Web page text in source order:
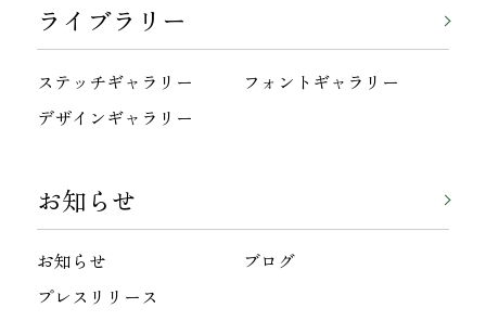
ライブラリー
ステッチギャラリー
フォントギャラリー
デザインギャラリー
お知らせ
お知らせ
ブログ
プレスリリース